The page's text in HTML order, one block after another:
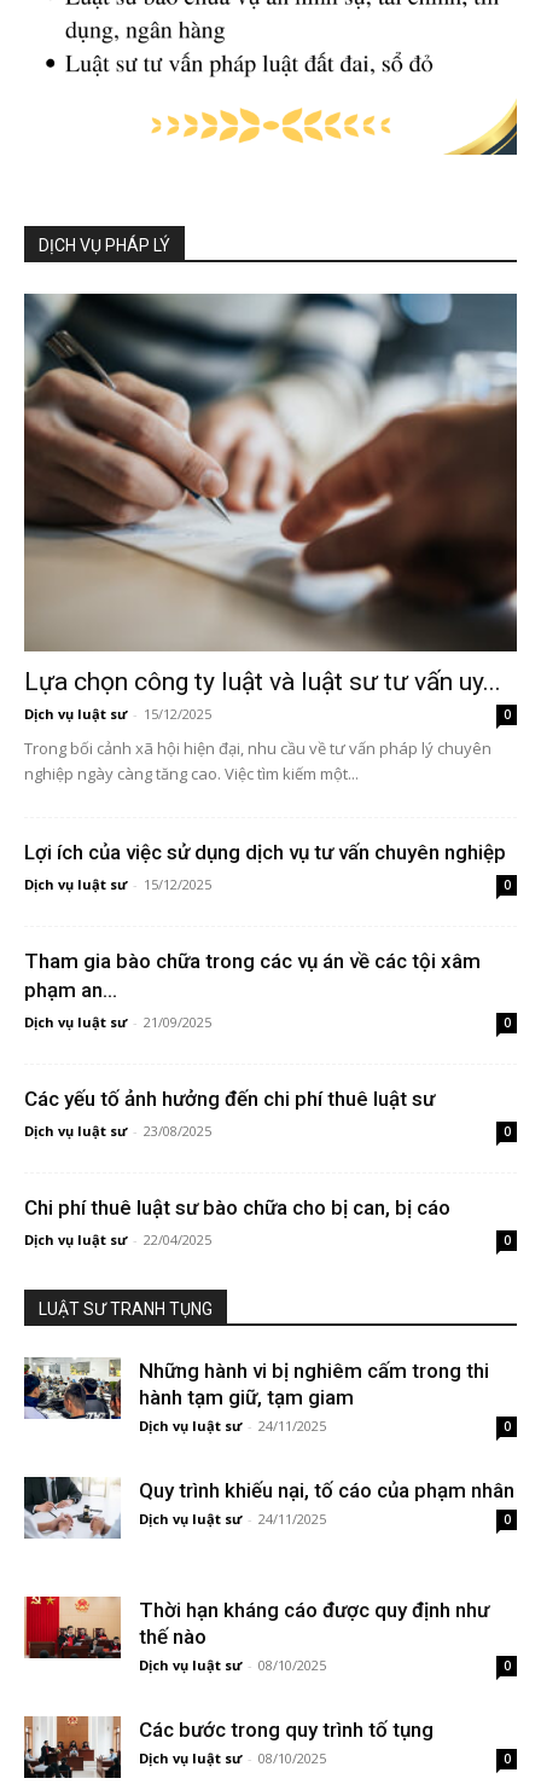
DỊCH VỤ PHÁP LÝ
Lựa chọn công ty luật và luật sư tư vấn uy...
Dịch vụ luật sư - 15/12/2025 0
Trong bối cảnh xã hội hiện đại, nhu cầu về tư vấn pháp lý chuyên
nghiệp ngày càng tăng cao. Việc tìm kiếm một...
Lợi ích của việc sử dụng dịch vụ tư vấn chuyên nghiệp
Dịch vụ luật sư - 15/12/2025 0
Tham gia bào chữa trong các vụ án về các tội xâm
phạm an...
Dịch vụ luật sư - 21/09/2025 0
Các yếu tố ảnh hưởng đến chi phí thuê luật sư
Dịch vụ luật sư - 23/08/2025 0
Chi phí thuê luật sư bào chữa cho bị can, bị cáo
Dịch vụ luật sư - 22/04/2025 0
LUẬT SƯ TRANH TỤNG
Những hành vi bị nghiêm cấm trong thi
hành tạm giữ, tạm giam
Dịch vụ luật sư - 24/11/2025 0
Quy trình khiếu nại, tố cáo của phạm nhân
Dịch vụ luật sư - 24/11/2025 0
Thời hạn kháng cáo được quy định như
thế nào
Dịch vụ luật sư - 08/10/2025 0
Các bước trong quy trình tố tụng
Dịch vụ luật sư - 08/10/2025 0